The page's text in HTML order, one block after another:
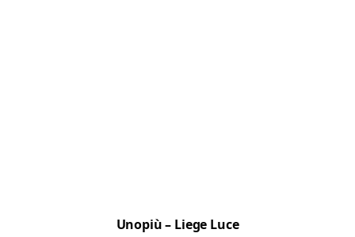
Unopiù – Liege Luce